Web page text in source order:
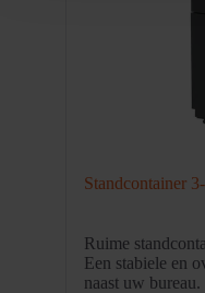
Standcontainer
Ruime
Een stabiele en
naast uw bureau.